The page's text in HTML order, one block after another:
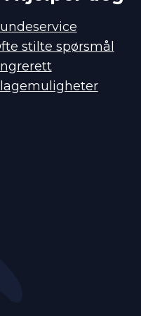
stilte spørsmål